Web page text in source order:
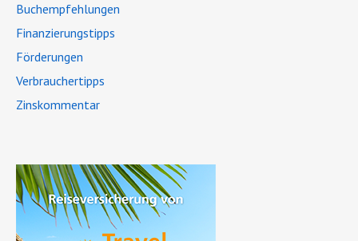
Buchempfehlungen
Finanzierungstipps
Förderungen
Verbrauchertipps
Zinskommentar